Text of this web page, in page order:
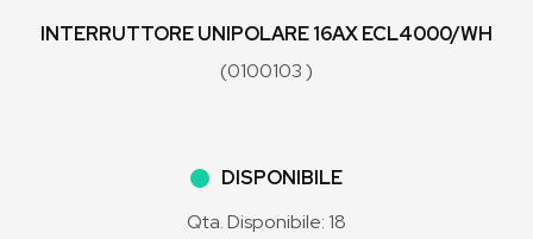
INTERRUTTORE UNIPOLARE 16AX ECL4000/WH
(0100103 )
DISPONIBILE
Qta. Disponibile: 18